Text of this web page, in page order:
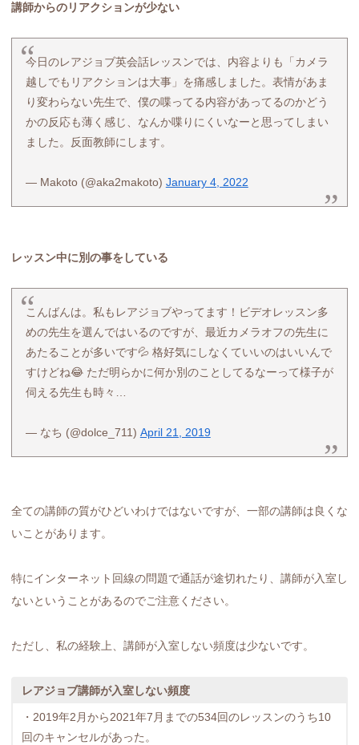
講師からのリアクションが少ない
今日のレアジョブ英会話レッスンでは、内容よりも「カメラ
越しでもリアクションは大事」を痛感しました。表情があま
り変わらない先生で、僕の喋ってる内容があってるのかどう
かの反応も薄く感じ、なんか喋りにくいなーと思ってしまい
ました。反面教師にします。
— Makoto (@aka2makoto) January 4, 2022
レッスン中に別の事をしている
こんばんは。私もレアジョブやってます！ビデオレッスン多
めの先生を選んではいるのですが、最近カメラオフの先生に
あたることが多いです💦 格好気にしなくていいのはいいんで
すけどね😂 ただ明らかに何か別のことしてるなーって様子が
伺える先生も時々…
— なち (@dolce_711) April 21, 2019
全ての講師の質がひどいわけではないですが、一部の講師は良くな
いことがあります。
特にインターネット回線の問題で通話が途切れたり、講師が入室し
ないということがあるのでご注意ください。
ただし、私の経験上、講師が入室しない頻度は少ないです。
レアジョブ講師が入室しない頻度
・2019年2月から2021年7月までの534回のレッスンのうち10
回のキャンセルがあった。